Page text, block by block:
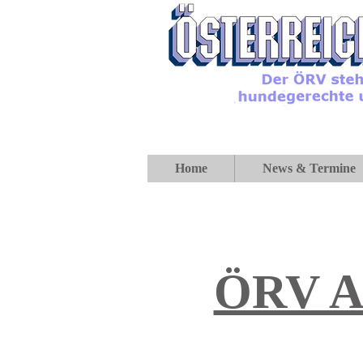
ÖRV
Home News & Termine